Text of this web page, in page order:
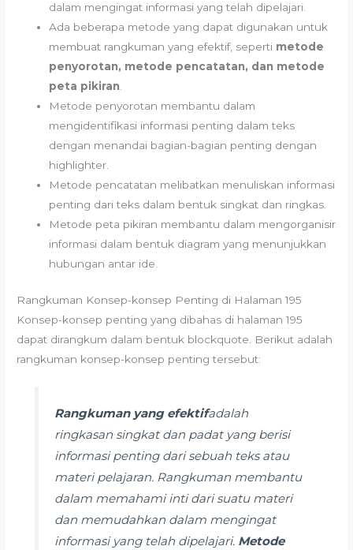
dalam mengingat informasi yang telah dipelajari.
Ada beberapa metode yang dapat digunakan untuk
membuat rangkuman yang efektif, seperti metode
penyorotan, metode pencatatan, dan metode
peta pikiran
Metode penyorotan membantu dalam
mengidentifikasi informasi penting dalam teks
dengan menandai bagian-bagian penting dengan
highlighter.
Metode pencatatan melibatkan menuliskan informasi
penting dari teks dalam bentuk singkat dan ringkas.
Metode peta pikiran membantu dalam mengorganisir
informasi dalam bentuk diagram yang menunjukkan
hubungan antar ide.
Rangkuman Konsep-konsep Penting di Halaman 195
Konsep-konsep penting yang dibahas di halaman 195
dapat dirangkum dalam bentuk blockquote. Berikut adalah
rangkuman konsep-konsep penting tersebut:
Rangkuman yang efektifadalah
ringkasan singkat dan padat yang berisi
informasi penting dari sebuah teks atau
materi pelajaran. Rangkuman membantu
dalam memahami inti dari suatu materi
dan memudahkan dalam mengingat
informasi yang telah dipelajari. Metode